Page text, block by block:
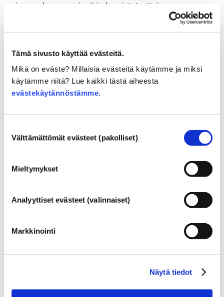
Tämä sivusto käyttää evästeitä.
Mikä on eväste? Millaisia evästeitä käytämme ja miksi
käytämme niitä? Lue kaikki tästä aiheesta
evästekäytännöstämme.
valinta
Välttämättömät evästeet (pakolliset)
Mieltymykset
Analyyttiset evästeet (valinnaiset)
Markkinointi
Näytä tiedot
aineena kasvovesissä ja kuorintatuotteissa.
Kosmetiikassa käytetään pääasiassa merileviä, kun
Kuuluu seuraaviin ainesosaryhmiin
Ainesosat ihonhoitoon
Kosmetiikan sääntely
Kosmetiikan ainesosia säännellään. Huomaathan
kuitenkin, että EU:n ulkopuolella kosmetiikan
Kosmetiikkaan liittyviä
perustietoja